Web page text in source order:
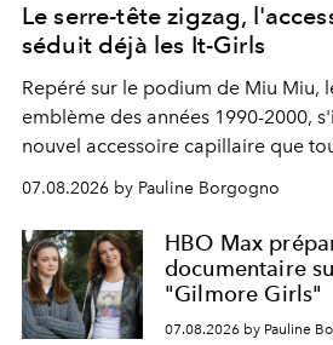
Le serre-tête zigzag,
séduit déjà les It-Girls
Repéré sur le podium de Miu Miu,
emblème des années 1990-2000,
nouvel accessoire capillaire que
s'arrachent déjà.
07.08.2026 by Pauline Borgogno
HBO Max
documentaire
"Gilmore Girls"
07.08.2026 by Pauline